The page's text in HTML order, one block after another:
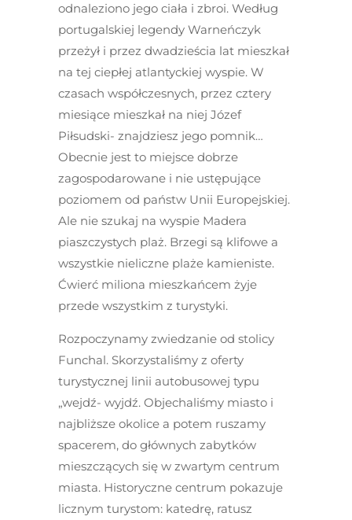
odnaleziono jego ciała i zbroi. Według
portugalskiej legendy Warneńczyk
przeżył i przez dwadzieścia lat mieszkał
na tej ciepłej atlantyckiej wyspie. W
czasach współczesnych, przez cztery
miesiące mieszkał na niej Józef
Piłsudski- znajdziesz jego pomnik…
Obecnie jest to miejsce dobrze
zagospodarowane i nie ustępujące
poziomem od państw Unii Europejskiej.
Ale nie szukaj na wyspie Madera
piaszczystych plaż. Brzegi są klifowe a
wszystkie nieliczne plaże kamieniste.
Ćwierć miliona mieszkańcem żyje
przede wszystkim z turystyki.
Rozpoczynamy zwiedzanie od stolicy
Funchal. Skorzystaliśmy z oferty
turystycznej linii autobusowej typu
„wejdź- wyjdź. Objechaliśmy miasto i
najbliższe okolice a potem ruszamy
spacerem, do głównych zabytków
mieszczących się w zwartym centrum
miasta. Historyczne centrum pokazuje
licznym turystom: katedrę, ratusz